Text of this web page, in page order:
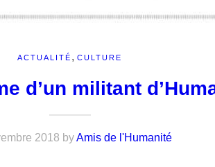
ACTUALITÉ , CULTURE
d’un militant
2018 byAmis de l'Humanité